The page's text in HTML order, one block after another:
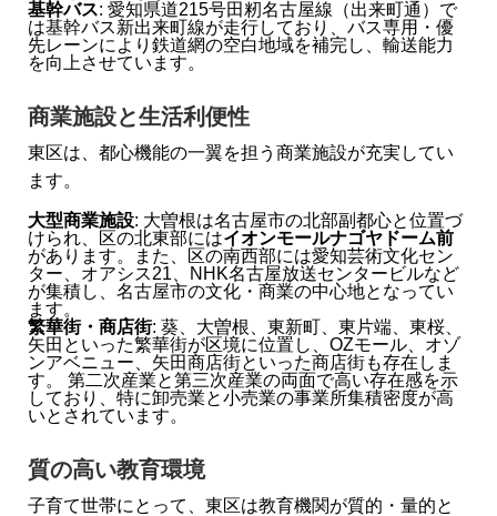
基幹バス: 愛知県道215号田籾名古屋線（出来町通）で
は基幹バス新出来町線が走行しており、バス専用・優
先レーンにより鉄道網の空白地域を補完し、輸送能力
を向上させています。
商業施設と生活利便性
東区は、都心機能の一翼を担う商業施設が充実してい
ます。
大型商業施設: 大曽根は名古屋市の北部副都心と位置づ
けられ、区の北東部にはイオンモールナゴヤドーム前
があります。また、区の南西部には愛知芸術文化セン
ター、オアシス21、NHK名古屋放送センタービルなど
が集積し、名古屋市の文化・商業の中心地となってい
ます。
繁華街・商店街: 葵、大曽根、東新町、東片端、東桜、
矢田といった繁華街が区境に位置し、OZモール、オゾ
ンアベニュー、矢田商店街といった商店街も存在しま
す。 第二次産業と第三次産業の両面で高い存在感を示
しており、特に卸売業と小売業の事業所集積密度が高
いとされています。
質の高い教育環境
子育て世帯にとって、東区は教育機関が質的・量的と